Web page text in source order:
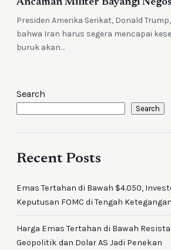
Presiden Amerika Serikat, Donald
bahwa Iran harus segera mencapai
buruk akan…
Search
Search
Recent Posts
Emas Tertahan di Bawah $4.050,
Keputusan FOMC di Tengah
Harga Emas Tertahan di Bawah
Geopolitik dan Dolar AS Jadi Penekan